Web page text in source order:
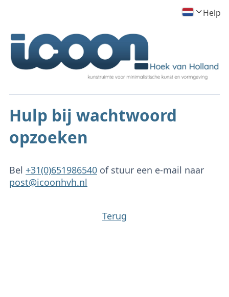
Help
Hulp bij wachtwoord
opzoeken
Bel +31(0)651986540 of stuur een e-mail naar
post@icoonhvh.nl
Terug